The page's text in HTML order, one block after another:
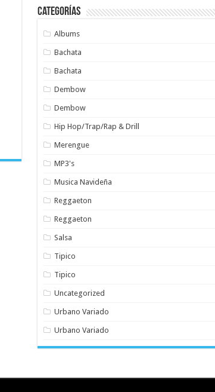
Categorías
Albums
Bachata
Bachata
Dembow
Dembow
Hip Hop/Trap/Rap & Drill
Merengue
MP3's
Musica Navideña
Reggaeton
Reggaeton
Salsa
Tipico
Tipico
Uncategorized
Urbano Variado
Urbano Variado